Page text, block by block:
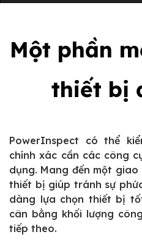
Một phần
thiết bị
PowerInspect có thể
chính xác cần các công
dụng. Mang đến một
thiết bị giúp tránh sự
dàng lựa chọn thiết bị
cân bằng khối lượng
tiếp theo.